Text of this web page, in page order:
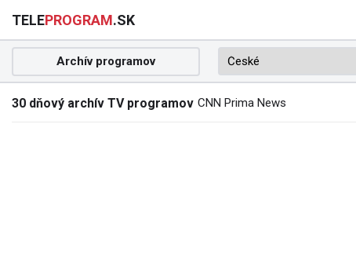
TELEPROGRAM.SK
Archív programov
30 dňový archív TV programov CNN Prima News